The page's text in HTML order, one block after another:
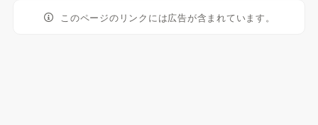
このページのリンクには広告が含まれています。